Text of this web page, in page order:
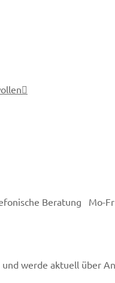
Beratung Mo-
werde aktuell über